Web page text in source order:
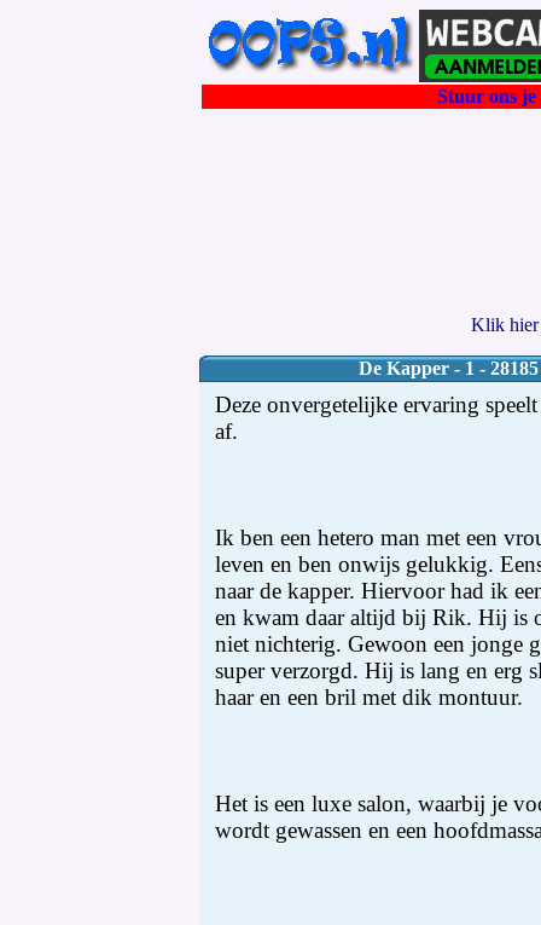
Stuur ons
Klik hier
De Kapper - 1 -
Deze onvergetelijke ervaring
af.
Ik ben een hetero man met een
leven en ben onwijs gelukkig.
naar de kapper. Hiervoor had ik
en kwam daar altijd bij Rik. Hij is
niet nichterig. Gewoon een jonge
super verzorgd. Hij is lang en erg
haar en een bril met dik montuur.
Het is een luxe salon, waarbij je
wordt gewassen en een